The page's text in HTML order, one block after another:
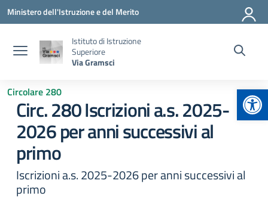
Vai ai contenuti
Vai al menu di navigazione
Vai al footer
Ministero dell'Istruzione e del Merito
Istituto di Istruzione
Superiore
Via Gramsci
Circolare 280
Circ. 280 Iscrizioni a.s. 2025-
2026 per anni successivi al
primo
Iscrizioni a.s. 2025-2026 per anni successivi al
primo